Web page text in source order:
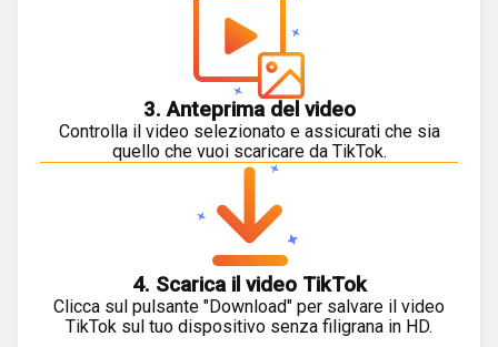
3. Anteprima del video
Controlla il video selezionato e assicurati che sia
quello che vuoi scaricare da TikTok.
4. Scarica il video TikTok
Clicca sul pulsante "Download" per salvare il video
TikTok sul tuo dispositivo senza filigrana in HD.